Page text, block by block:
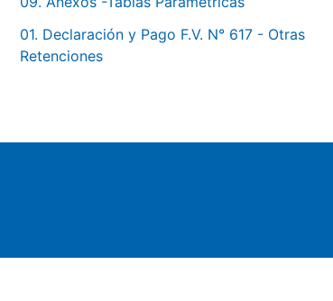
01. Declaración y Pago F.V. N° 617 - Otras
Retenciones